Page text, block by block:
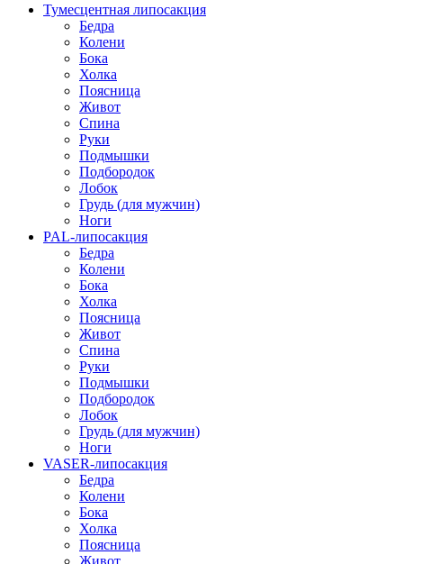
Тумесцентная липосакция
Бедра
Колени
Бока
Холка
Поясница
Живот
Спина
Руки
Подмышки
Подбородок
Лобок
Грудь (для мужчин)
Ноги
PAL-липосакция
Бедра
Колени
Бока
Холка
Поясница
Живот
Спина
Руки
Подмышки
Подбородок
Лобок
Грудь (для мужчин)
Ноги
VASER-липосакция
Бедра
Колени
Бока
Холка
Поясница
Живот